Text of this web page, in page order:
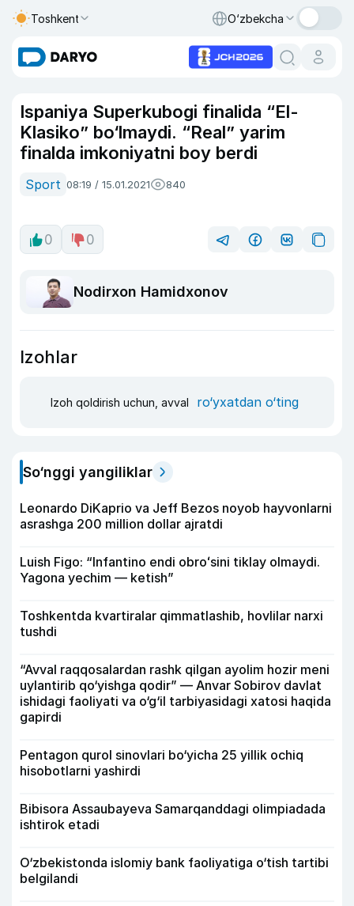
Toshkent O‘zbekcha
Ispaniya Superkubogi finalida “El-
Klasiko” bo‘lmaydi. “Real” yarim
finalda imkoniyatni boy berdi
Sport 08:19 / 15.01.2021 840
0 0
Nodirxon Hamidxonov
Izohlar
Izoh qoldirish uchun, avval ro‘yxatdan o‘ting
So‘nggi yangiliklar
Leonardo DiKaprio va Jeff Bezos noyob hayvonlarni
asrashga 200 million dollar ajratdi
Luish Figo: “Infantino endi obroʻsini tiklay olmaydi.
Yagona yechim — ketish”
Toshkentda kvartiralar qimmatlashib, hovlilar narxi
tushdi
“Avval raqqosalardan rashk qilgan ayolim hozir meni
uylantirib qo‘yishga qodir” — Anvar Sobirov davlat
ishidagi faoliyati va o‘g‘il tarbiyasidagi xatosi haqida
gapirdi
Pentagon qurol sinovlari bo‘yicha 25 yillik ochiq
hisobotlarni yashirdi
Bibisora Assaubayeva Samarqanddagi olimpiadada
ishtirok etadi
O‘zbekistonda islomiy bank faoliyatiga o‘tish tartibi
belgilandi